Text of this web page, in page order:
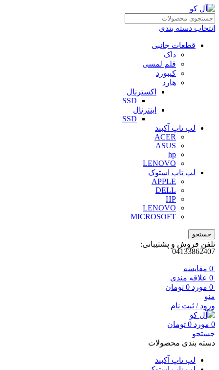
انتخاب دسته بندی
قطعات جانبی
داک
قلم لمسی
کیبورد
هارد
اکسترنال
SSD
اینترنال
SSD
لپ تاپ آکبند
ACER
ASUS
hp
LENOVO
لپ تاپ استوک
APPLE
DELL
HP
LENOVO
MICROSOFT
جستجو
تلفن فروش و پشتیبانی:
04133862407
0 مقايسه
0 علاقه مندی
0 مورد 0 تومان
منو
ورود / ثبت نام
0 مورد 0 تومان
جستجو
دسته بندی محصولات
لپ تاپ آکبند